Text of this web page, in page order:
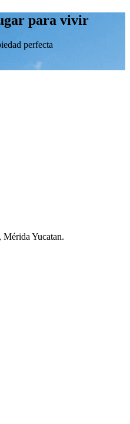
para vivir
perfecta
Yucatan.